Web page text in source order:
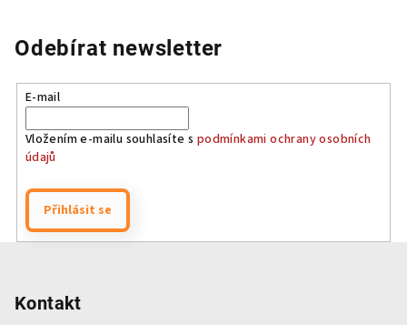
Odebírat newsletter
E-mail
Vložením e-mailu souhlasíte s podmínkami ochrany osobních
údajů
Přihlásit se
Kontakt